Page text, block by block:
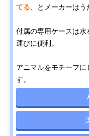
てる 、とメーカーはう
付属の専用ケースは
運びに便利。
アニマルをモチーフ
す。